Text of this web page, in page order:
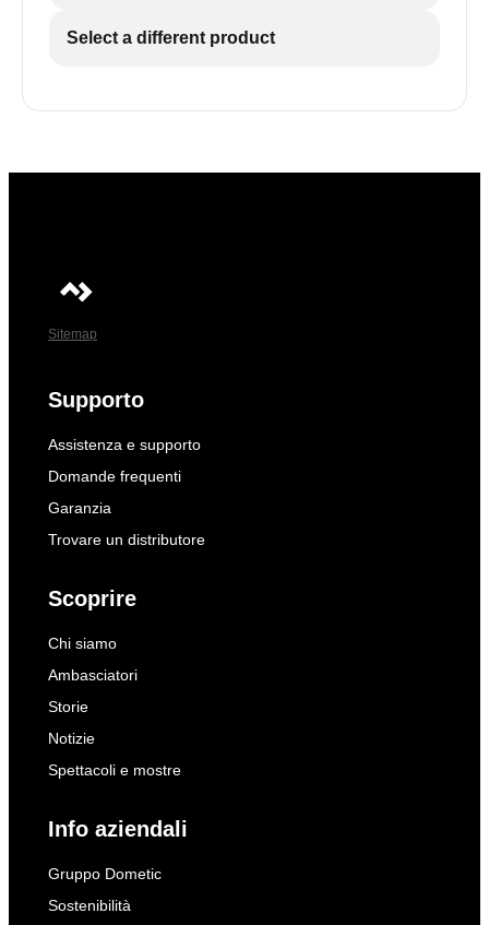
Select a different product
Sitemap
Supporto
Assistenza e supporto
Domande frequenti
Garanzia
Trovare un distributore
Scoprire
Chi siamo
Ambasciatori
Storie
Notizie
Spettacoli e mostre
Info aziendali
Gruppo Dometic
Sostenibilità